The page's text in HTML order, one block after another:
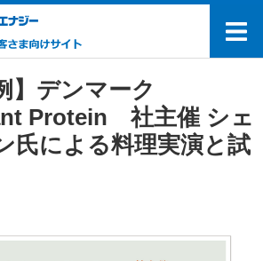
】デンマーク
Protein 社主催 シェ
による料理実演と試